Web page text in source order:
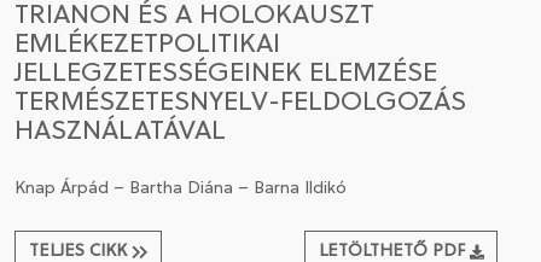
CSATLAKOZÁS A TÁRSASÁGHOZ / MEGÚJÍTOM A
TAGSÁGOMAT
TRIANON ÉS A HOLOKAUSZT
EMLÉKEZETPOLITIKAI
JELLEGZETESSÉGEINEK ELEMZÉSE
TERMÉSZETESNYELV-FELDOLGOZÁS
HASZNÁLATÁVAL
Knap Árpád – Bartha Diána – Barna Ildikó
TELJES CIKK LETÖLTHETŐ PDF